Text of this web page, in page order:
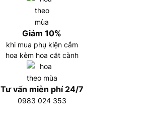
Giảm 10%
khi mua phụ kiện cắm
hoa kèm hoa cắt cành
Tư vấn miễn phí 24/7
0983 024 353